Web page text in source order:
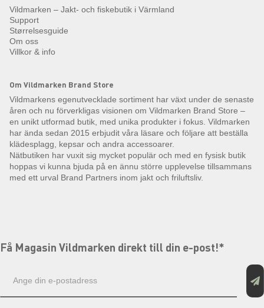
Vildmarken – Jakt- och fiskebutik i Värmland
Support
Størrelsesguide
Om oss
Villkor & info
Om Vildmarken Brand Store
Vildmarkens egenutvecklade sortiment har växt under de senaste
åren och nu förverkligas visionen om Vildmarken Brand Store –
en unikt utformad butik, med unika produkter i fokus. Vildmarken
har ända sedan 2015 erbjudit våra läsare och följare att beställa
klädesplagg, kepsar och andra accessoarer.
Nätbutiken har vuxit sig mycket populär och med en fysisk butik
hoppas vi kunna bjuda på en ännu större upplevelse tillsammans
med ett urval Brand Partners inom jakt och friluftsliv.
Få Magasin Vildmarken direkt till din e-post!*
postadress